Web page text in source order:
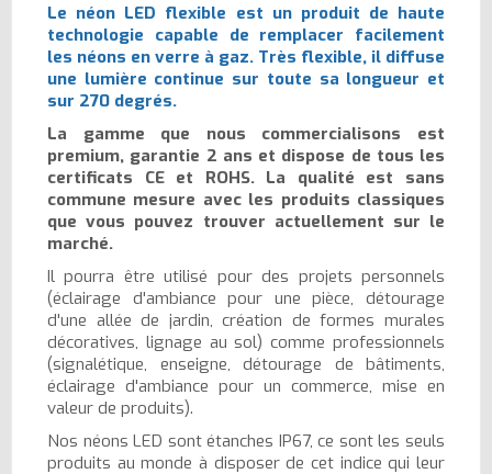
Le néon LED flexible est un produit de haute
technologie capable de remplacer facilement
les néons en verre à gaz. Très flexible, il diffuse
une lumière continue sur toute sa longueur et
sur 270 degrés.
La gamme que nous commercialisons est
premium, garantie 2 ans et dispose de tous les
certificats CE et ROHS. La qualité est sans
commune mesure avec les produits classiques
que vous pouvez trouver actuellement sur le
marché.
Il pourra être utilisé pour des projets personnels
(éclairage d'ambiance pour une pièce, détourage
d'une allée de jardin, création de formes murales
décoratives, lignage au sol) comme professionnels
(signalétique, enseigne, détourage de bâtiments,
éclairage d'ambiance pour un commerce, mise en
valeur de produits).
Nos néons LED sont étanches IP67, ce sont les seuls
produits au monde à disposer de cet indice qui leur